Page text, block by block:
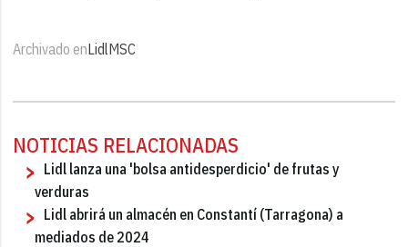
Archivado enLidlMSC
NOTICIAS RELACIONADAS
Lidl lanza una 'bolsa antidesperdicio' de frutas y
verduras
Lidl abrirá un almacén en Constantí (Tarragona) a
mediados de 2024